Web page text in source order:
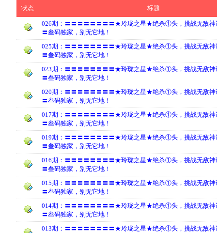
状态 标题
026期：〓〓〓〓〓〓〓〓★玲珑之星★绝杀①头，挑战无敌神
〓叁码独家，别无它地！
025期：〓〓〓〓〓〓〓〓★玲珑之星★绝杀①头，挑战无敌神
〓叁码独家，别无它地！
023期：〓〓〓〓〓〓〓〓★玲珑之星★绝杀①头，挑战无敌神
〓叁码独家，别无它地！
020期：〓〓〓〓〓〓〓〓★玲珑之星★绝杀①头，挑战无敌神
〓叁码独家，别无它地！
017期：〓〓〓〓〓〓〓〓★玲珑之星★绝杀①头，挑战无敌神
〓叁码独家，别无它地！
019期：〓〓〓〓〓〓〓〓★玲珑之星★绝杀①头，挑战无敌神
〓叁码独家，别无它地！
016期：〓〓〓〓〓〓〓〓★玲珑之星★绝杀①头，挑战无敌神
〓叁码独家，别无它地！
015期：〓〓〓〓〓〓〓〓★玲珑之星★绝杀①头，挑战无敌神
〓叁码独家，别无它地！
014期：〓〓〓〓〓〓〓〓★玲珑之星★绝杀①头，挑战无敌神
〓叁码独家，别无它地！
013期：〓〓〓〓〓〓〓〓★玲珑之星★绝杀①头，挑战无敌神